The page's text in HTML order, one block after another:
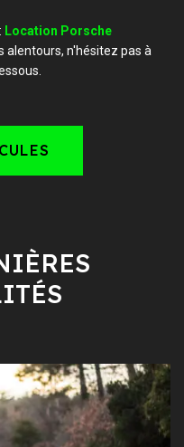
Location Porsche
alentours, n'hésitez pas à